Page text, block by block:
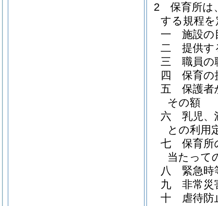
2
保育所は
する規程
一
施設の
二
提供す
三
職員の
四
保育の
五
保護者
その額
六
乳児、
との利用
七
保育所
当たって
八
緊急時
九
非常災
十
虐待